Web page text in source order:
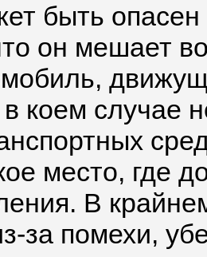
быть
он мешает
коем случае
место, где
В
за помехи,